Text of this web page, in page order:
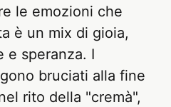
le emozioni che
è un mix di gioia,
e speranza. I
bruciati alla fine
rito della "cremà",